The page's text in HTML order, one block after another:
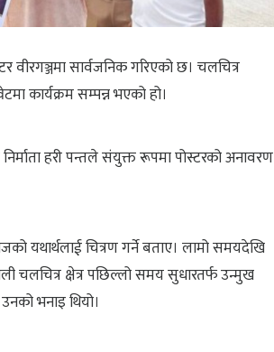
वीरगञ्जमा सार्वजनिक गरिएको छ। चलचित्र
कार्यक्रम सम्पन्न भएको हो।
हरी पन्तले संयुक्त रूपमा पोस्टरको अनावरण
यथार्थलाई चित्रण गर्ने बताए। लामो समयदेखि
चलचित्र क्षेत्र पछिल्लो समय सुधारतर्फ उन्मुख
भनाइ थियो।